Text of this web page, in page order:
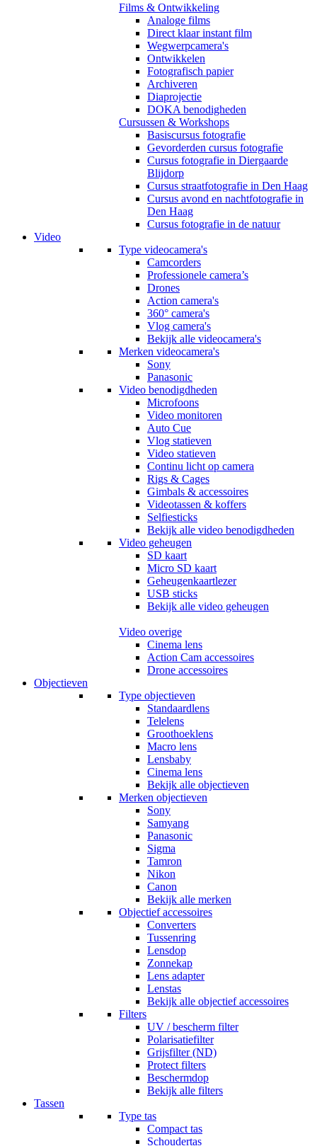
Films & Ontwikkeling
Analoge films
Direct klaar instant film
Wegwerpcamera's
Ontwikkelen
Fotografisch papier
Archiveren
Diaprojectie
DOKA benodigheden
Cursussen & Workshops
Basiscursus fotografie
Gevorderden cursus fotografie
Cursus fotografie in Diergaarde
Blijdorp
Cursus straatfotografie in Den Haag
Cursus avond en nachtfotografie in
Den Haag
Cursus fotografie in de natuur
Video
Type videocamera's
Camcorders
Professionele camera’s
Drones
Action camera's
360° camera's
Vlog camera's
Bekijk alle videocamera's
Merken videocamera's
Sony
Panasonic
Video benodigdheden
Microfoons
Video monitoren
Auto Cue
Vlog statieven
Video statieven
Continu licht op camera
Rigs & Cages
Gimbals & accessoires
Videotassen & koffers
Selfiesticks
Bekijk alle video benodigdheden
Video geheugen
SD kaart
Micro SD kaart
Geheugenkaartlezer
USB sticks
Bekijk alle video geheugen
Video overige
Cinema lens
Action Cam accessoires
Drone accessoires
Objectieven
Type objectieven
Standaardlens
Telelens
Groothoeklens
Macro lens
Lensbaby
Cinema lens
Bekijk alle objectieven
Merken objectieven
Sony
Samyang
Panasonic
Sigma
Tamron
Nikon
Canon
Bekijk alle merken
Objectief accessoires
Converters
Tussenring
Lensdop
Zonnekap
Lens adapter
Lenstas
Bekijk alle objectief accessoires
Filters
UV / bescherm filter
Polarisatiefilter
Grijsfilter (ND)
Protect filters
Beschermdop
Bekijk alle filters
Tassen
Type tas
Compact tas
Schoudertas